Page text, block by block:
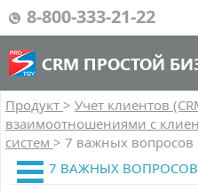
8-800-333-21-22
CRM ПРОСТОЙ
Продукт > Учет клиентов
взаимоотношениями с
систем > 7 важных вопросов
7 ВАЖНЫХ ВОПРОСОВ